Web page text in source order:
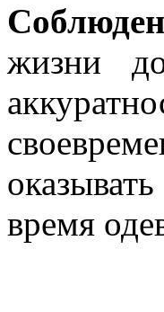
жизни
время